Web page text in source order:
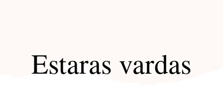
Estaras vardas